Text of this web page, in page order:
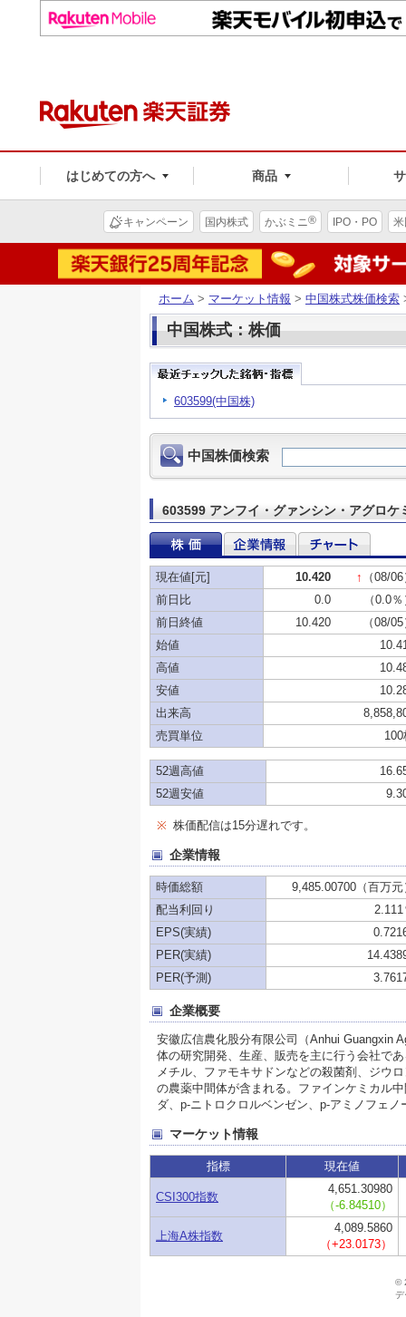
はじめての方へ 商品
キャンペーン 国内株式 かぶミニ® IPO・PO
ホーム > マーケット情報 > 中国株式株価検索
中国株式：株価
603599(中国株)